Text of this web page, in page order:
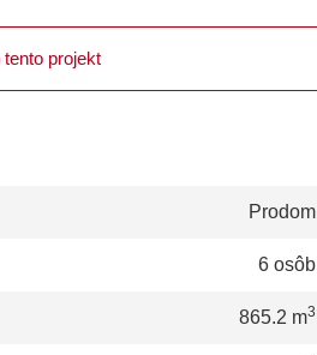
projekt
Prodom
6 osôb
865.2 m3